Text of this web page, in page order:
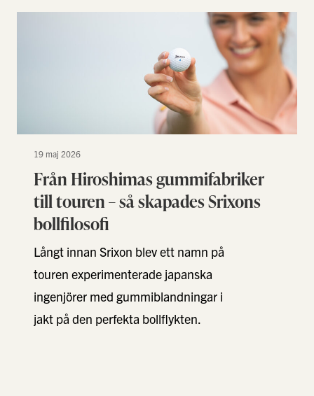
19 maj 2026
Från Hiroshimas gummifabriker
till touren – så skapades Srixons
bollfilosofi
Långt innan Srixon blev ett namn på
touren experimenterade japanska
ingenjörer med gummiblandningar i
jakt på den perfekta bollflykten.